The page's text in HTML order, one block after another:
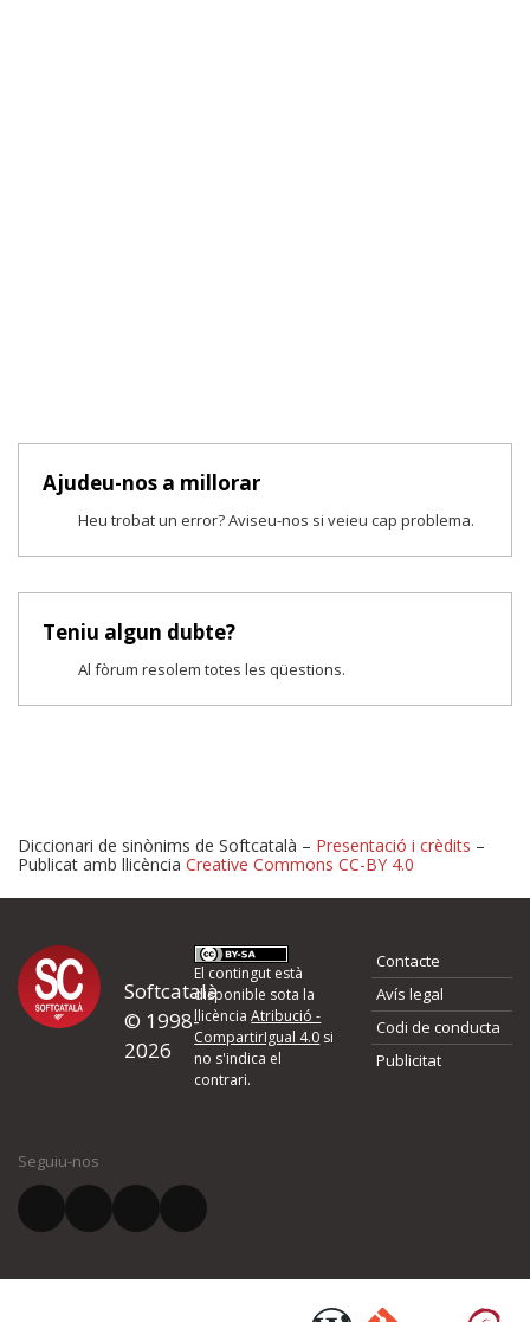
Ajudeu-nos a millorar
Heu trobat un error? Aviseu-nos si veieu cap problema.
Teniu algun dubte?
Al fòrum resolem totes les qüestions.
Proposeu-nos millores o
d'errors
Si heu trobat un error o voleu proposar alguna millora, ompliu els
quina és la millora que proposeu o l'error del qual voleu informar-
El vostre correu electrònic *
Diccionari de sinònims de Softcatalà – Presentació i crèdits –
Publicat amb llicència Creative Commons CC-BY 4.0
Softcatalà
© 1998-
2026
El contingut està
disponible sota la
llicènciaAtribució -
CompartirIgual 4.0 si
no s'indica el
contrari.
Contacte
Avís legal
Codi de conducta
Publicitat
Seguiu-nos